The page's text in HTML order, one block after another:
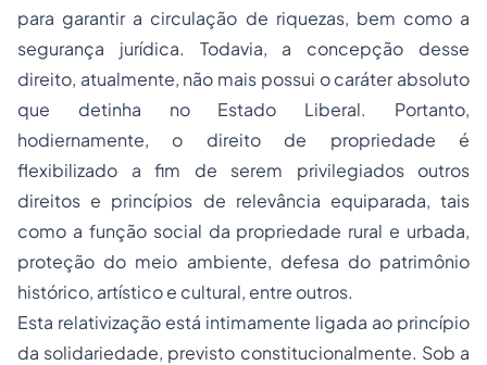
para garantir a circulação de riquezas, bem como a
segurança jurídica. Todavia, a concepção desse
direito, atualmente, não mais possui o caráter absoluto
que detinha no Estado Liberal. Portanto,
hodiernamente, o direito de propriedade é
flexibilizado a fim de serem privilegiados outros
direitos e princípios de relevância equiparada, tais
como a função social da propriedade rural e urbada,
proteção do meio ambiente, defesa do patrimônio
histórico, artístico e cultural, entre outros.
Esta relativização está intimamente ligada ao princípio
da solidariedade, previsto constitucionalmente. Sob a